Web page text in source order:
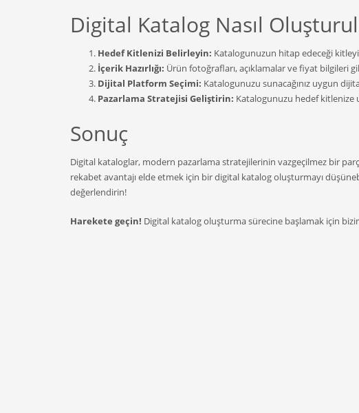
Digital Katalog Nasıl
Hedef Kitlenizi Belirleyin: Katalogunuzun hitap edeceği
İçerik Hazırlığı: Ürün fotoğrafları, açıklamalar ve fiyat bilgileri
Dijital Platform Seçimi: Katalogunuzu sunacağınız uygun
Pazarlama Stratejisi Geliştirin: Katalogunuzu hedef kitlenize
Sonuç
Digital kataloglar, modern pazarlama stratejilerinin vazgeçilmez bir
rekabet avantajı elde etmek için bir digital katalog oluşturmayı
değerlendirin!
Harekete geçin! Digital katalog oluşturma sürecine başlamak için